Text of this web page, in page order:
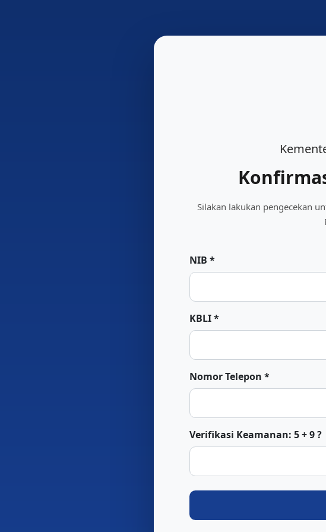
Silakan lakukan pengecekan
NIB *
KBLI *
Nomor Telepon *
Verifikasi Keamanan: 5 + 9 ?